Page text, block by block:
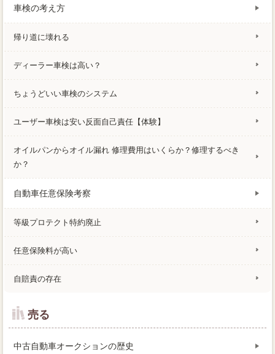
車検の考え方
帰り道に壊れる
ディーラー車検は高い？
ちょうどいい車検のシステム
ユーザー車検は安い反面自己責任【体験】
オイルパンからオイル漏れ 修理費用はいくらか？修理するべき
か？
自動車任意保険考察
等級プロテクト特約廃止
任意保険料が高い
自賠責の存在
売る
中古自動車オークションの歴史